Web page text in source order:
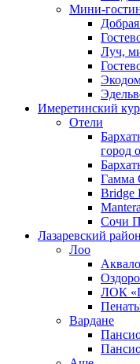
Мини-
Луч,
Имеретинский
Отели
город
Гамма
Bridge
Сочи
Лазаревский район
Лоо
ЛОК
Вардане